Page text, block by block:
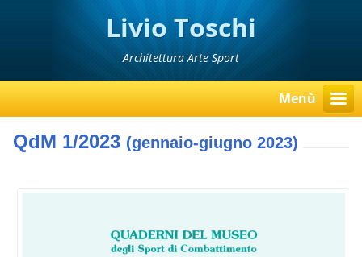
Livio Toschi
Architettura Arte Sport
Menù
QdM 1/2023 (gennaio-giugno 2023)